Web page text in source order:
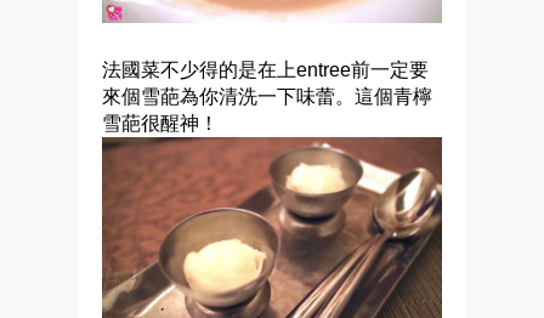
法國菜不少得的是在上entree前一定要
來個雪葩為你清洗一下味蕾。這個青檸
雪葩很醒神！